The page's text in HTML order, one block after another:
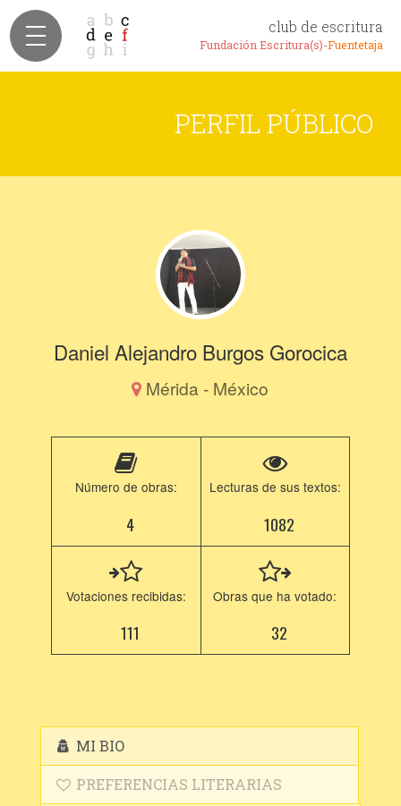
club de escritura
Fundación Escritura(s)-Fuentetaja
PERFIL PÚBLICO
Daniel Alejandro Burgos Gorocica
Mérida - México
Número de obras:
4
Lecturas de sus textos:
1082
Votaciones recibidas:
111
Obras que ha votado:
32
MI BIO
PREFERENCIAS LITERARIAS